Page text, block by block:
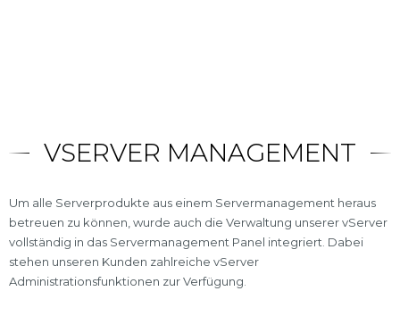
VSERVER MANAGEMENT
Um alle Serverprodukte aus einem Servermanagement heraus
betreuen zu können, wurde auch die Verwaltung unserer vServer
vollständig in das Servermanagement Panel integriert. Dabei
stehen unseren Kunden zahlreiche vServer
Administrationsfunktionen zur Verfügung.